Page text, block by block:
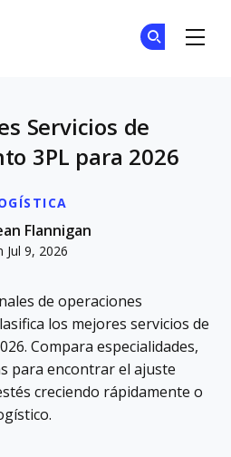
Servicios de
3PL para 2026
Flannigan
Jul 9, 2026
de operaciones
los mejores servicios de
Compara especialidades,
para encontrar el ajuste
creciendo rápidamente o